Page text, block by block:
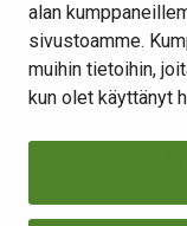
alan
sivustoamme.
muihin tietoihin,
kun olet käyttänyt